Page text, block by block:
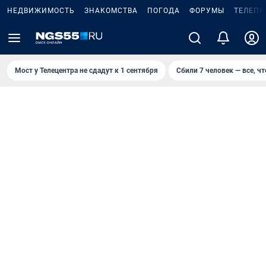
НЕДВИЖИМОСТЬ ЗНАКОМСТВА ПОГОДА ФОРУМЫ
Мост у Телецентра не сдадут к 1 сентября Сбили 7 человек — все,